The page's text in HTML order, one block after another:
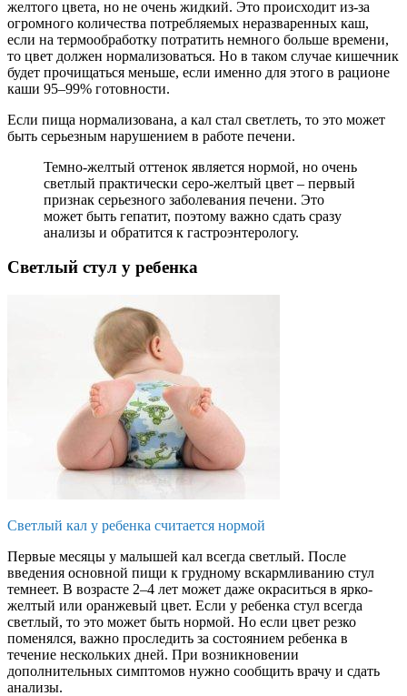
желтого цвета, но не очень жидкий. Это происходит из-за
огромного количества потребляемых неразваренных каш,
если на термообработку потратить немного больше времени,
то цвет должен нормализоваться. Но в таком случае кишечник
будет прочищаться меньше, если именно для этого в рационе
каши 95–99% готовности.
Если пища нормализована, а кал стал светлеть, то это может
быть серьезным нарушением в работе печени.
Темно-желтый оттенок является нормой, но очень
светлый практически серо-желтый цвет – первый
признак серьезного заболевания печени. Это
может быть гепатит, поэтому важно сдать сразу
анализы и обратится к гастроэнтерологу.
Светлый стул у ребенка
Светлый кал у ребенка считается нормой
Первые месяцы у малышей кал всегда светлый. После
введения основной пищи к грудному вскармливанию стул
темнеет. В возрасте 2–4 лет может даже окраситься в ярко-
желтый или оранжевый цвет. Если у ребенка стул всегда
светлый, то это может быть нормой. Но если цвет резко
поменялся, важно проследить за состоянием ребенка в
течение нескольких дней. При возникновении
дополнительных симптомов нужно сообщить врачу и сдать
анализы.